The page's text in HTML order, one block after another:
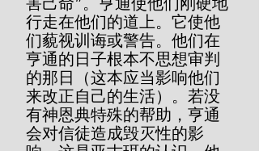
行走在他们的道上。它使他
们藐视训诲或警告。他们在
亨通的日子根本不思想审判
的那日（这本应当影响他们
来改正自己的生活）。若没
有神恩典特殊的帮助，亨通
会对信徒造成毁灭性的影